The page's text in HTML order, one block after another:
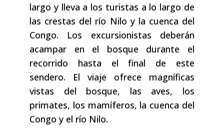
largo y lleva a los turistas a lo largo de
las crestas del río Nilo y la cuenca del
Congo. Los excursionistas deberán
acampar en el bosque durante el
recorrido hasta el final de este
sendero. El viaje ofrece magníficas
vistas del bosque, las aves, los
primates, los mamíferos, la cuenca del
Congo y el río Nilo.